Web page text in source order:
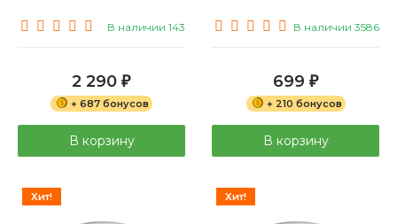
В наличии 143
2 290 ₽
+ 687 бонусов
В корзину
В наличии 3586
699 ₽
+ 210 бонусов
В корзину
Хит! Хит!